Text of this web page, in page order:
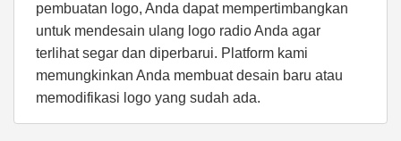
pembuatan logo, Anda dapat mempertimbangkan
untuk mendesain ulang logo radio Anda agar
terlihat segar dan diperbarui. Platform kami
memungkinkan Anda membuat desain baru atau
memodifikasi logo yang sudah ada.